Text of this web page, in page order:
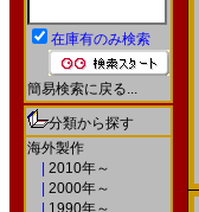
在庫有のみ検索
簡易検索に戻る...
分類から探す
海外製作
2010年～
2000年～
1990年～